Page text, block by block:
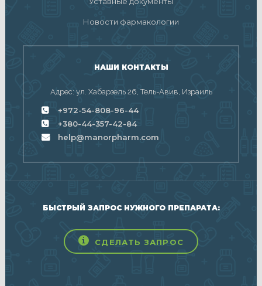
Новости фармакологии
НАШИ КОНТАКТЫ
Адрес: ул. Хабарзель 26, Тель-Авив, Израиль
+972-54-808-96-44
+380-44-357-42-84
help@manorpharm.com
БЫСТРЫЙ ЗАПРОС НУЖНОГО ПРЕПАРАТА:
СДЕЛАТЬ ЗАПРОС